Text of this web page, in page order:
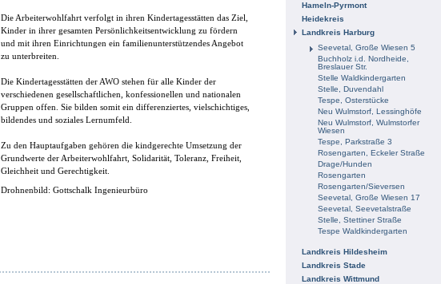
Die Arbeiterwohlfahrt verfolgt in ihren Kindertagesstätten das Ziel,
Kinder in ihrer gesamten Persönlichkeitsentwicklung zu fördern
und mit ihren Einrichtungen ein familienunterstützendes Angebot
zu unterbreiten.
Die Kindertagesstätten der AWO stehen für alle Kinder der
verschiedenen gesellschaftlichen, konfessionellen und nationalen
Gruppen offen. Sie bilden somit ein differenziertes, vielschichtiges,
bildendes und soziales Lernumfeld.
Zu den Hauptaufgaben gehören die kindgerechte Umsetzung der
Grundwerte der Arbeiterwohlfahrt, Solidarität, Toleranz, Freiheit,
Gleichheit und Gerechtigkeit.
Drohnenbild: Gottschalk Ingenieurbüro
Hameln-Pyrmont
Heidekreis
Landkreis Harburg
Seevetal, Große Wiesen 5
Buchholz i.d. Nordheide,
Breslauer Str.
Stelle Waldkindergarten
Stelle, Duvendahl
Tespe, Osterstücke
Neu Wulmstorf, Lessinghöfe
Neu Wulmstorf, Wulmstorfer
Wiesen
Tespe, Parkstraße 3
Rosengarten, Eckeler Straße
Drage/Hunden
Rosengarten
Rosengarten/Sieversen
Seevetal, Große Wiesen 17
Seevetal, Seevetalstraße
Stelle, Stettiner Straße
Tespe Waldkindergarten
Landkreis Hildesheim
Landkreis Stade
Landkreis Wittmund